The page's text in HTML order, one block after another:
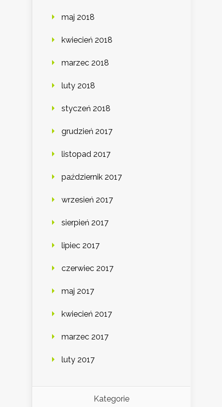
maj 2018
kwiecień 2018
marzec 2018
luty 2018
styczeń 2018
grudzień 2017
listopad 2017
październik 2017
wrzesień 2017
sierpień 2017
lipiec 2017
czerwiec 2017
maj 2017
kwiecień 2017
marzec 2017
luty 2017
Kategorie